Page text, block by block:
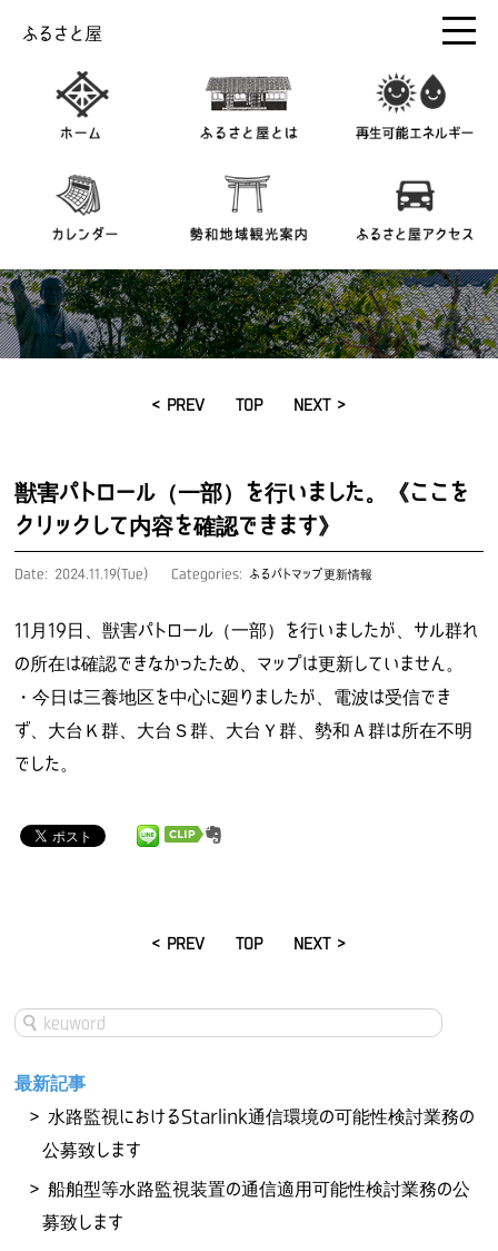
ふるさと屋
< PREV TOP NEXT >
獣害パトロール（一部）を行いました。《ここを
クリックして内容を確認できます》
Date: 2024.11.19(Tue) Categories:ふるパトマップ更新情報
11月19日、獣害パトロール（一部）を行いましたが、サル群れ
の所在は確認できなかったため、マップは更新していません。
・今日は三養地区を中心に廻りましたが、電波は受信でき
ず、大台Ｋ群、大台Ｓ群、大台Ｙ群、勢和Ａ群は所在不明
でした。
< PREV TOP NEXT >
最新記事
水路監視におけるStarlink通信環境の可能性検討業務の
公募致します
船舶型等水路監視装置の通信適用可能性検討業務の公
募致します